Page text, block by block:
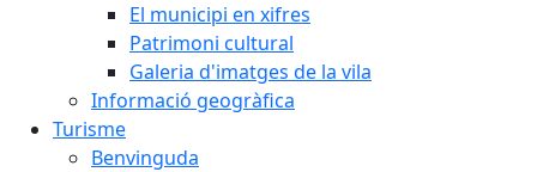
El municipi en xifres
Patrimoni cultural
Galeria d'imatges de la vila
Informació geogràfica
Turisme
Benvinguda